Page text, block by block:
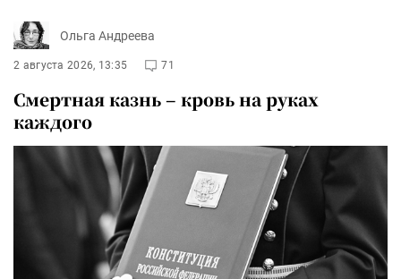
Ольга Андреева
2 августа 2026, 13:35 71
Смертная казнь – кровь на руках
каждого